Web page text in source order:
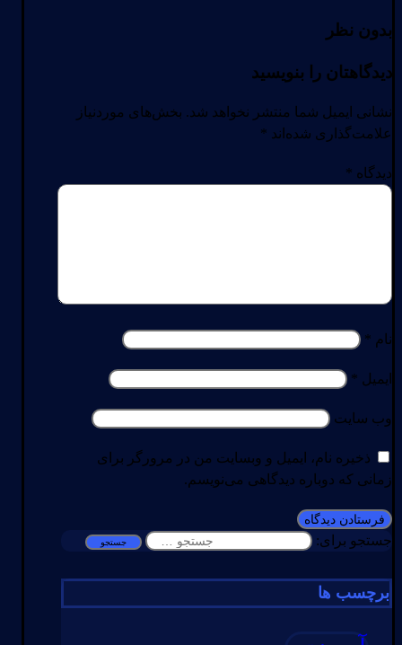
بدون نظر
دیدگاهتان را بنویسید
نشانی ایمیل شما منتشر نخواهد شد. بخش‌های موردنیاز
علامت‌گذاری شده‌اند *
دیدگاه *
نام *
ایمیل *
وب‌ سایت
ذخیره نام، ایمیل و وبسایت من در مرورگر برای
زمانی که دوباره دیدگاهی می‌نویسم.
جستجو برای:
برچسب ها